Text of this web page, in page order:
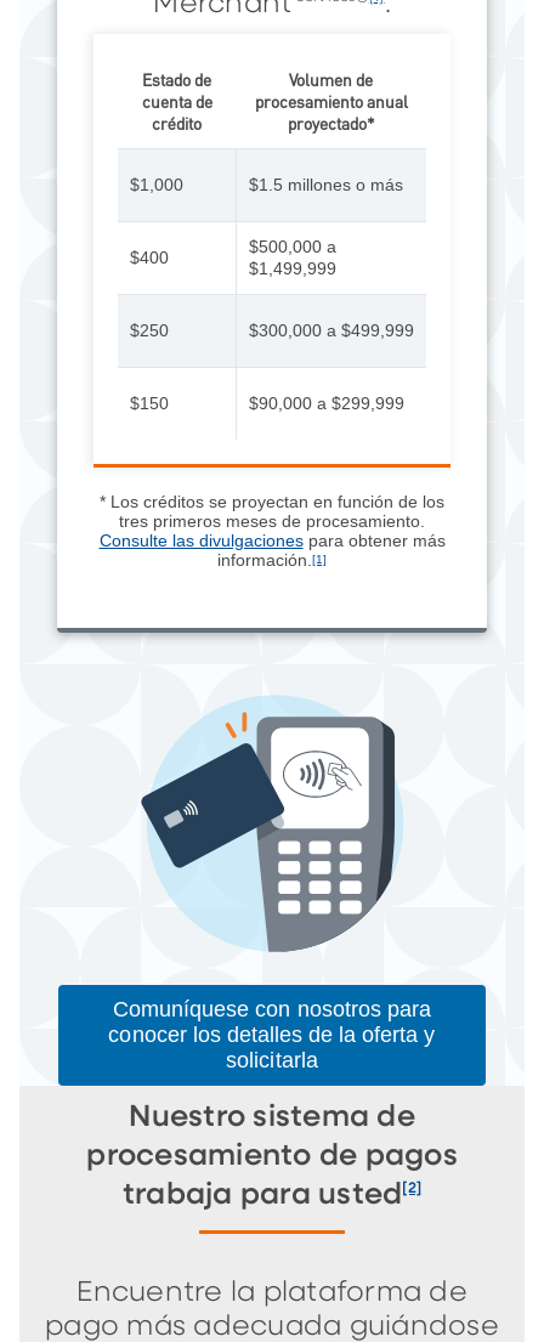
Estado de
cuenta de
crédito
Volumen de
procesamiento anual
proyectado*
$1,000 $1.5 millones o más
$400
$500,000 a
$1,499,999
$250 $300,000 a $499,999
$150 $90,000 a $299,999
* Los créditos se proyectan en función de los
tres primeros meses de procesamiento.
Consulte las divulgacionespara obtener más
información. [1]
Comuníquese con nosotros para
conocer los detalles de la oferta y
solicitarla
Nuestro sistema de
procesamiento de pagos
trabaja para usted [2]
Encuentre la plataforma de
pago más adecuada guiándose